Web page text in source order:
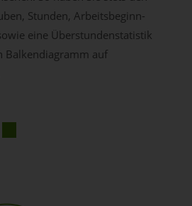
Stunden, Arbeitsbeginn-
eine Überstundenstatistik
Balkendiagramm auf